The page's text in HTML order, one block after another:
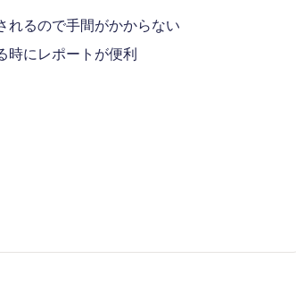
れるので手間がかからない
時にレポートが便利